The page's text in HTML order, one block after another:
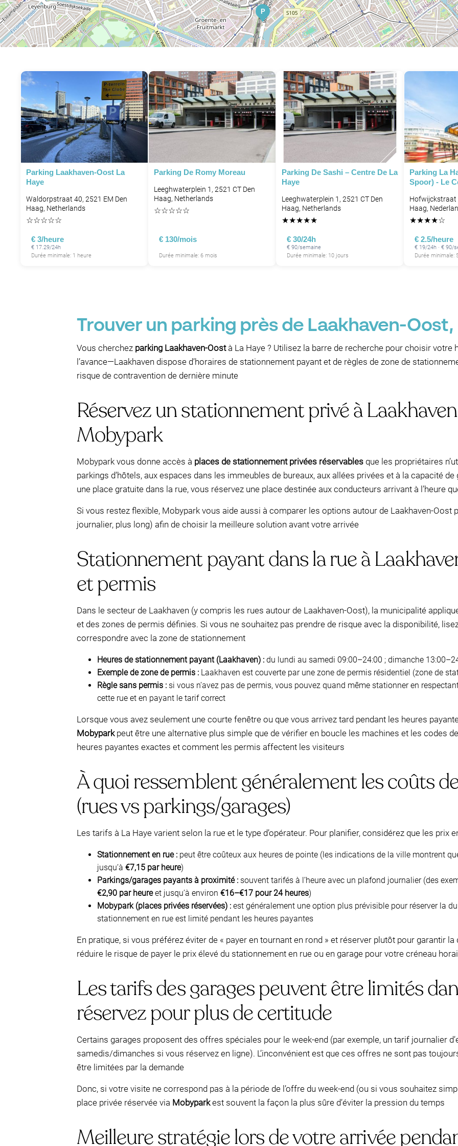
P
P
P
Parking Laakhaven-Oost La
Haye
Waldorpstraat 40, 2521 EM Den
Haag, Netherlands
☆☆☆☆☆
€ 3/heure
€ 17.29/24h
Durée minimale: 1 heure
Parking De Romy Moreau
Leeghwaterplein 1, 2521 CT Den
Haag, Netherlands
☆☆☆☆☆
€ 130/mois
Durée minimale: 6 mois
Parking De Sashi – Centre De La
Haye
Leeghwaterplein 1, 2521 CT Den
Haag, Netherlands
★★★★★
€ 30/24h
€ 90/semaine
Durée minimale: 10 jours
Parking La
Spoor) - Le
Hofwijckstraat
Haag,
★★★★☆
€ 2.5/heure
€ 19/24h · € 90/
Durée minimale:
Trouver un parking près de Laakhaven-Oost,
Vous cherchez parking Laakhaven-Oostà La Haye ? Utilisez la barre de recherche pour choisir votre
l’avance—Laakhaven dispose d’horaires de stationnement payant et de règles de zone de
risque de contravention de dernière minute
Réservez un stationnement privé à
Mobypark
Mobypark vous donne accès à places de stationnement privées réservables que les propriétaires
parkings d’hôtels, aux espaces dans les immeubles de bureaux, aux allées privées et à la capacité
une place gratuite dans la rue, vous réservez une place destinée aux conducteurs arrivant à l’heure
Si vous restez flexible, Mobypark vous aide aussi à comparer les options autour de Laakhaven-Oost
journalier, plus long) afin de choisir la meilleure solution avant votre arrivée
Stationnement payant dans la rue à
et permis
Dans le secteur de Laakhaven (y compris les rues autour de Laakhaven-Oost), la municipalité
et des zones de permis définies. Si vous ne souhaitez pas prendre de risque avec la disponibilité,
correspondre avec la zone de stationnement
Heures de stationnement payant (Laakhaven) : du lundi au samedi 09:00–24:00 ; dimanche
Exemple de zone de permis : Laakhaven est couverte par une zone de permis résidentiel (zone de
Règle sans permis : si vous n’avez pas de permis, vous pouvez quand même stationner en
cette rue et en payant le tarif correct
Lorsque vous avez seulement une courte fenêtre ou que vous arrivez tard pendant les heures
Mobyparkpeut être une alternative plus simple que de vérifier en boucle les machines et les codes
heures payantes exactes et comment les permis affectent les visiteurs
À quoi ressemblent généralement les coûts
(rues vs parkings/garages)
Les tarifs à La Haye varient selon la rue et le type d’opérateur. Pour planifier, considérez que les prix
Stationnement en rue : peut être coûteux aux heures de pointe (les indications de la ville montrent
jusqu’à €7,15 par heure)
Parkings/garages payants à proximité : souvent tarifés à l’heure avec un plafond journalier (des
€2,90 par heureet jusqu’à environ €16–€17 pour 24 heures)
Mobypark (places privées réservées) : est généralement une option plus prévisible pour réserver la
stationnement en rue est limité pendant les heures payantes
En pratique, si vous préférez éviter de « payer en tournant en rond » et réserver plutôt pour garantir
réduire le risque de payer le prix élevé du stationnement en rue ou en garage pour votre créneau
Les tarifs des garages peuvent être limités
réservez pour plus de certitude
Certains garages proposent des offres spéciales pour le week-end (par exemple, un tarif journalier
samedis/dimanches si vous réservez en ligne). L’inconvénient est que ces offres ne sont pas
être limitées par la demande
Donc, si votre visite ne correspond pas à la période de l’offre du week-end (ou si vous souhaitez
place privée réservée via Mobyparkest souvent la façon la plus sûre d’éviter la pression du temps
Meilleure stratégie lors de votre arrivée